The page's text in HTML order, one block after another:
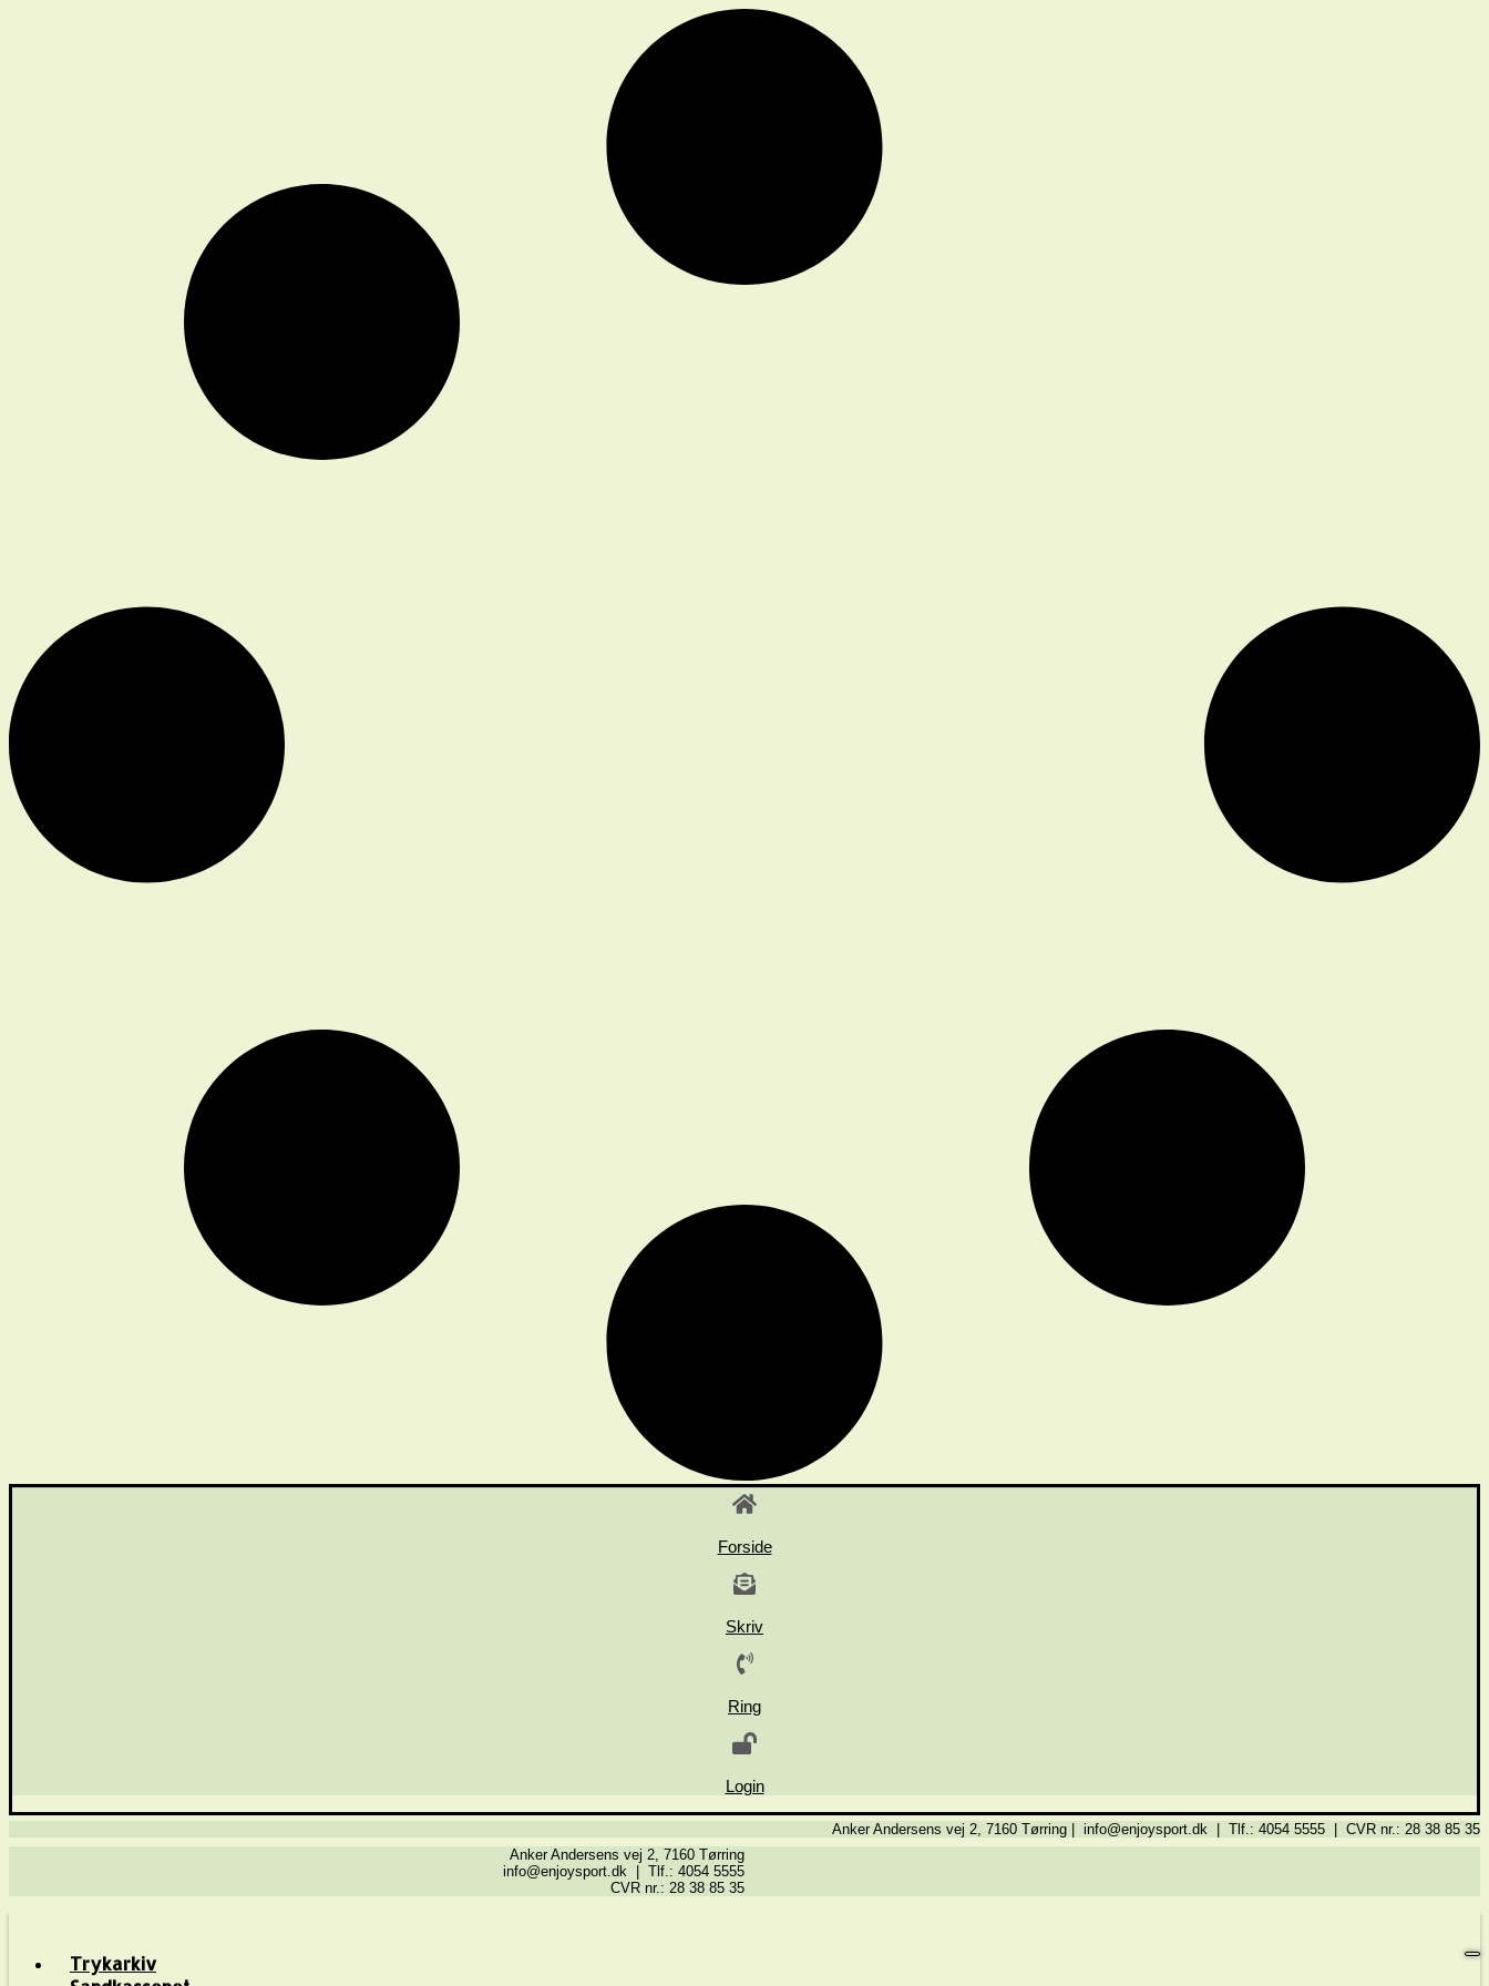
Forside
Skriv
Ring
Login
Anker Andersens vej 2, 7160 Tørring | info@enjoysport.dk | Tlf.: 4054 5555 | CVR nr.: 28 38 85 35
Anker Andersens vej 2, 7160 Tørring
info@enjoysport.dk | Tlf.: 4054 5555
CVR nr.: 28 38 85 35
Trykarkiv